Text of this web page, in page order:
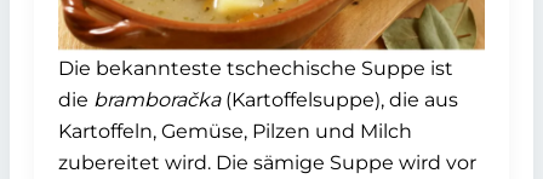
Die bekannteste tschechische Suppe ist
die bramboračka(Kartoffelsuppe), die aus
Kartoffeln, Gemüse, Pilzen und Milch
zubereitet wird. Die sämige Suppe wird vor